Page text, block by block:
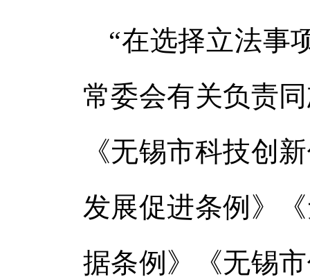
“在选择立法事
常委会有关负责
《无锡市科技创
发展促进条例》
据条例》《无锡